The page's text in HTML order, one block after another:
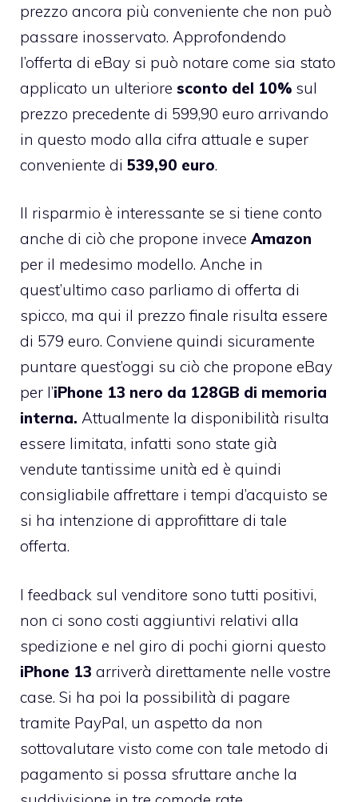
prezzo ancora più conveniente che non può
passare inosservato. Approfondendo
l’offerta di eBay si può notare come sia stato
applicato un ulteriore sconto del 10% sul
prezzo precedente di 599,90 euro arrivando
in questo modo alla cifra attuale e super
conveniente di 539,90 euro.
Il risparmio è interessante se si tiene conto
anche di ciò che propone invece Amazon
per il medesimo modello. Anche in
quest’ultimo caso parliamo di offerta di
spicco, ma qui il prezzo finale risulta essere
di 579 euro. Conviene quindi sicuramente
puntare quest’oggi su ciò che propone eBay
per l’iPhone 13 nero da 128GB di memoria
interna. Attualmente la disponibilità risulta
essere limitata, infatti sono state già
vendute tantissime unità ed è quindi
consigliabile affrettare i tempi d’acquisto se
si ha intenzione di approfittare di tale
offerta.
I feedback sul venditore sono tutti positivi,
non ci sono costi aggiuntivi relativi alla
spedizione e nel giro di pochi giorni questo
iPhone 13 arriverà direttamente nelle vostre
case. Si ha poi la possibilità di pagare
tramite PayPal, un aspetto da non
sottovalutare visto come con tale metodo di
pagamento si possa sfruttare anche la